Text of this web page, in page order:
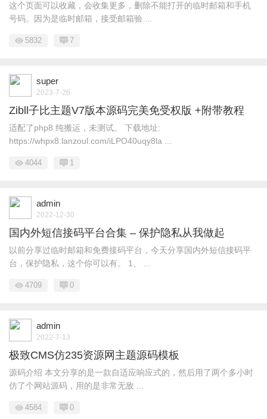
这个页面可以收藏，会收集更多，删除不能打开的临时邮箱和手机
号码。因为是临时邮箱，接受邮箱验 ...
5832 7
super
2023-7-26
Zibll子比主题V7版本源码完美免受权版 +附带教程
适配了php8 纯搬运，未测试。 下载地址:
https://whpx8.lanzoul.com/iLPO40uqy8la ...
4044 1
admin
2022-12-30
国内外短信接码平台合集 – 保护隐私从我做起
以前分享过临时邮箱和免费接码平台，今天分享国内外短信接码平
台，保护隐私，这个你可以有。 1、 ...
4709 0
admin
2022-7-13
极致CMS仿235资源网主题源码模板
源码介绍 本文分享的是一款自适应响应式的，然后用了两个多小时
仿了个网站源码，用的是非常无敌 ...
4584 0